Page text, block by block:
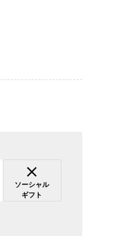
ソーシャル
ギフト